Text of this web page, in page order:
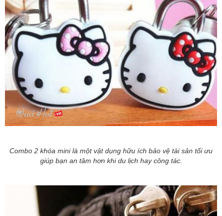
Combo 2 khóa mini là một vật dụng hữu ích bảo vệ tài sản tối ưu
giúp bạn an tâm hơn khi du lịch hay công tác.